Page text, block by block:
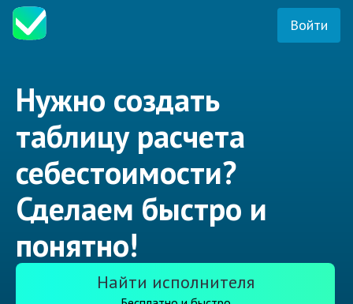
Войти
Нужно создать
таблицу расчета
себестоимости?
Сделаем быстро и
понятно!
Найти исполнителя